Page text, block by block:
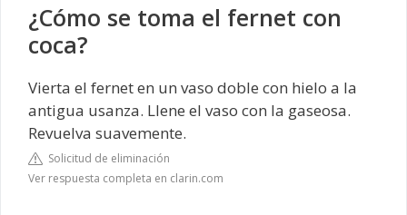
¿Cómo se toma el fernet con
coca?
Vierta el fernet en un vaso doble con hielo a la
antigua usanza. Llene el vaso con la gaseosa.
Revuelva suavemente.
Solicitud de eliminación
Ver respuesta completa en clarin.com